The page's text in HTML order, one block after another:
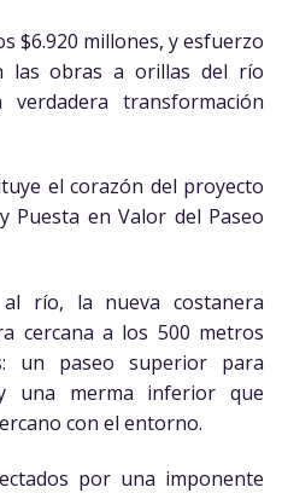
$6.920 millones, y esfuerzo
las obras a orillas del río
transformación
el corazón del proyecto
Puesta en Valor del Paseo
río, la nueva costanera
cercana a los 500 metros
un paseo superior para
una merma inferior que
con el entorno.
por una imponente